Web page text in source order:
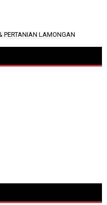
PERTANIAN LAMONGAN